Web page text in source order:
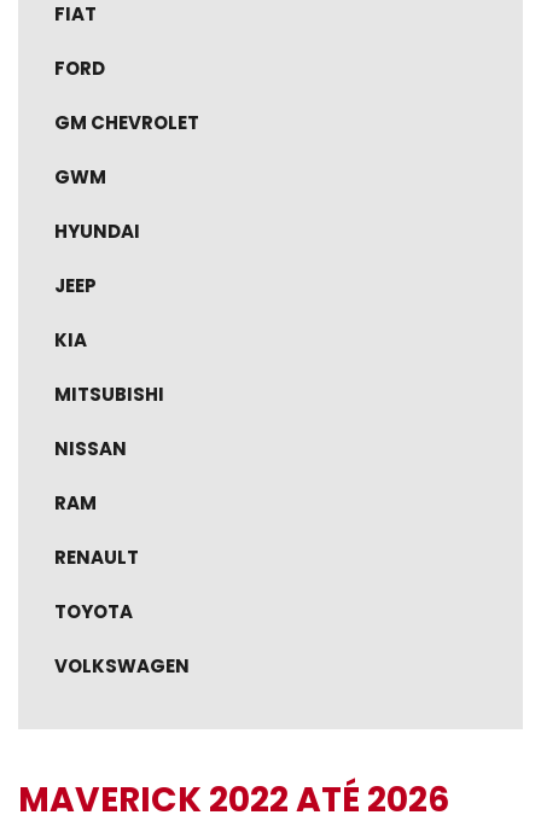
FIAT
FORD
GM CHEVROLET
GWM
HYUNDAI
JEEP
KIA
MITSUBISHI
NISSAN
RAM
RENAULT
TOYOTA
VOLKSWAGEN
MAVERICK 2022 ATÉ 2026